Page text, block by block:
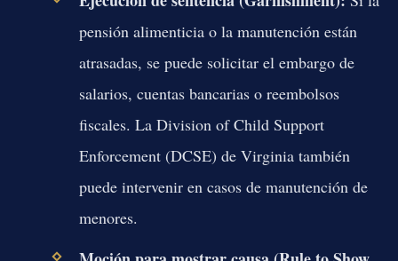
pensión alimenticia o la manutención están
atrasadas, se puede solicitar el embargo de
salarios, cuentas bancarias o reembolsos
fiscales. La Division of Child Support
Enforcement (DCSE) de Virginia también
puede intervenir en casos de manutención de
menores.